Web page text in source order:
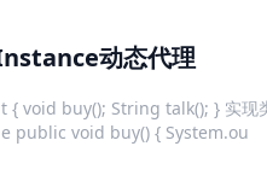
动态代理
void buy(); String talk(); } 实现
public void buy() { System.ou